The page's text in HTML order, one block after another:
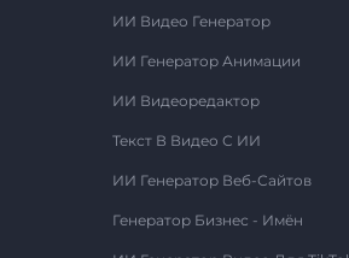
ИИ Видео Генератор
ИИ Генератор Анимации
ИИ Видеоредактор
Текст В Видео С ИИ
ИИ Генератор Веб-Сайтов
Генератор Бизнес - Имён